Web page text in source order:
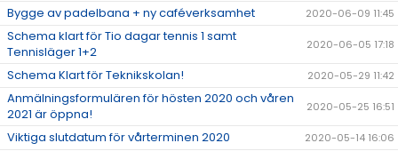
Bygge av padelbana + ny caféverksamhet 2020-06-09 11:45
Schema klart för Tio dagar tennis 1 samt
Tennisläger 1+2
2020-06-05 17:18
Schema Klart för Teknikskolan! 2020-05-29 11:42
Anmälningsformulären för hösten 2020 och våren
2021 är öppna!
2020-05-25 16:51
Viktiga slutdatum för vårterminen 2020 2020-05-14 16:06